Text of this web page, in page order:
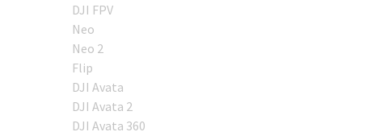
DJI FPV
Neo
Neo 2
Flip
DJI Avata
DJI Avata 2
DJI Avata 360